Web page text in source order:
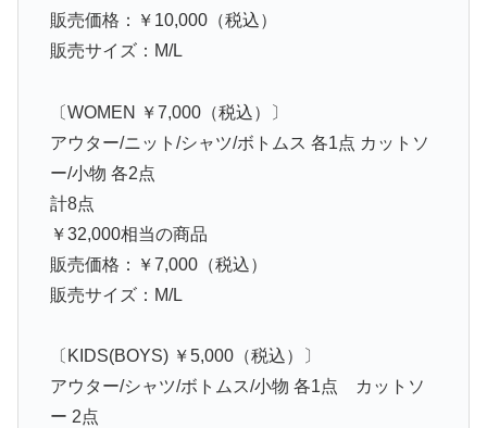
販売価格：￥10,000（税込）
販売サイズ：M/L
〔WOMEN ￥7,000（税込）〕
アウター/ニット/シャツ/ボトムス 各1点 カットソ
ー/小物 各2点
計8点
￥32,000相当の商品
販売価格：￥7,000（税込）
販売サイズ：M/L
〔KIDS(BOYS) ￥5,000（税込）〕
アウター/シャツ/ボトムス/小物 各1点 カットソ
ー 2点